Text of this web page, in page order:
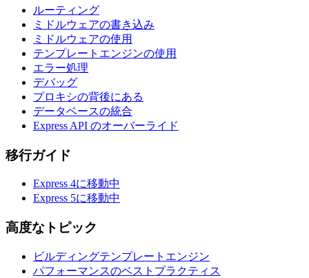
ルーティング
ミドルウェアの書き込み
ミドルウェアの使用
テンプレートエンジンの使用
エラー処理
デバッグ
プロキシの背後にある
データベースの統合
Express API のオーバーライド
移行ガイド
Express 4に移動中
Express 5に移動中
高度なトピック
ビルディングテンプレートエンジン
パフォーマンスのベストプラクティス